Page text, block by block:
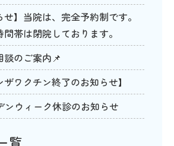
せ】当院は、完全予約制です。
帯は閉院しております。
談のご案内📌
ザワクチン終了のお知らせ】
ンウィーク休診のお知らせ
覧